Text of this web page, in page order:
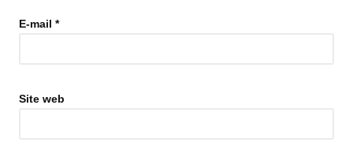
E-mail *
Site web